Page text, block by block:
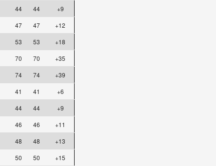
44 44
+9
47 47
+12
53 53
+18
70 70
+35
74 74
+39
41 41
+6
44 44
+9
46 46
+11
48 48
+13
50 50 +15